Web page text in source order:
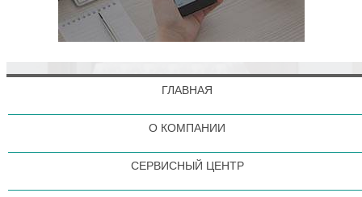
ГЛАВНАЯ
О КОМПАНИИ
СЕРВИСНЫЙ ЦЕНТР